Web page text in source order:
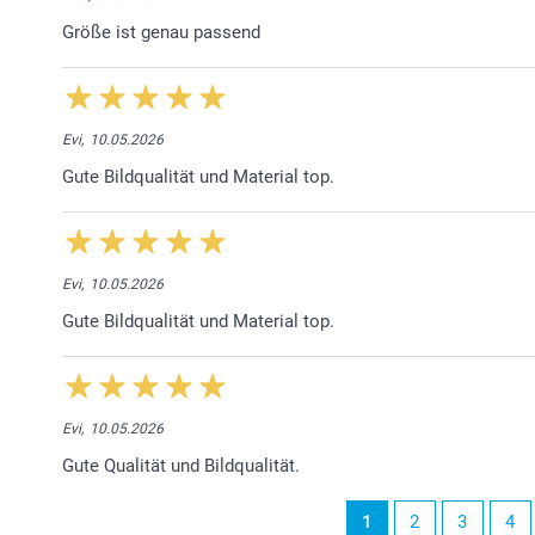
Größe ist genau passend
Evi, 10.05.2026
Gute Bildqualität und Material top.
Evi, 10.05.2026
Gute Bildqualität und Material top.
Evi, 10.05.2026
Gute Qualität und Bildqualität.
1 2 3 4